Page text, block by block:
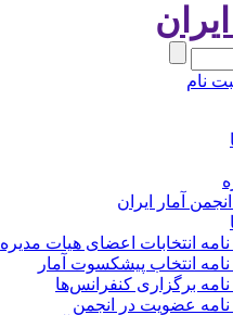
نام
آمار ایران
نامه انتخابات اعضای هیات مدیره
نامه انتخاب پیشکسوت آمار
نامه برگزاری کنفرانس‌ها
نامه عضویت در انجمن